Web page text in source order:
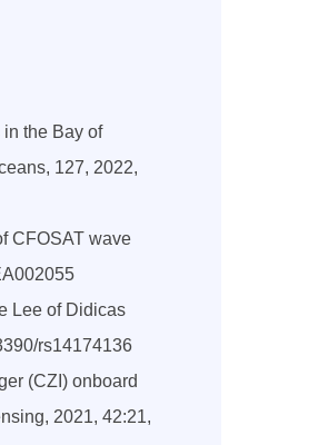
in the Bay of
127, 2022,
CFOSAT wave
Lee of Didicas
rs14174136
(CZI) onboard
2021, 42:21,